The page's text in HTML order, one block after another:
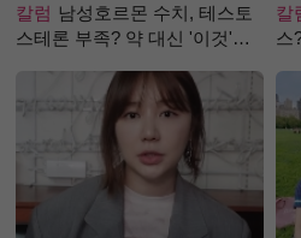
칼럼 남성호르몬 수치, 테스토
스테론 부족? 약 대신 '이것'으
칼
스